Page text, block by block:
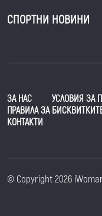
СПОРТНИ НОВИНИ
ЗА НАС
УСЛОВИЯ ЗА
ПРАВИЛА ЗА
КОНТАКТИ
© Copyright 2026